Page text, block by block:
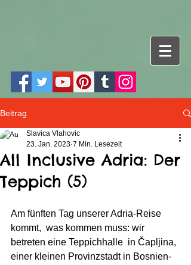
Beitrag
All Inclusive Adria: Der
Teppich (5)
Slavica Vlahovic
23. Jan. 2023 7 Min. Lesezeit
Am fünften Tag unserer Adria-Reise
kommt,  was kommen muss: wir
betreten eine Teppichhalle  in Čapljina,
einer kleinen Provinzstadt in Bosnien-